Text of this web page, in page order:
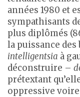
années 1980 et
sympathisants
plus diplômés
la puissance
intelligentsia à
déconstruire –
prétextant
oppressive